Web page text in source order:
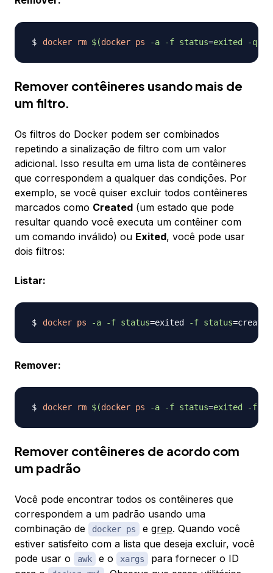
docker rm $(docker ps -a -f status=exited -q
Remover contêineres usando mais de
um filtro.
Os filtros do Docker podem ser combinados
repetindo a sinalização de filtro com um valor
adicional. Isso resulta em uma lista de contêineres
que correspondem a qualquer das condições. Por
exemplo, se você quiser excluir todos contêineres
marcados como Created (um estado que pode
resultar quando você executa um contêiner com
um comando inválido) ou Exited, você pode usar
dois filtros:
Listar:
docker ps -a -f status=exited -f status=
Remover:
docker rm $(docker ps -a -f status=exited -f
Remover contêineres de acordo com
um padrão
Você pode encontrar todos os contêineres que
correspondem a um padrão usando uma
combinação de
docker ps e grep. Quando você
estiver satisfeito com a lista que deseja excluir, você
pode usar o
awk e o xargs
para fornecer o ID